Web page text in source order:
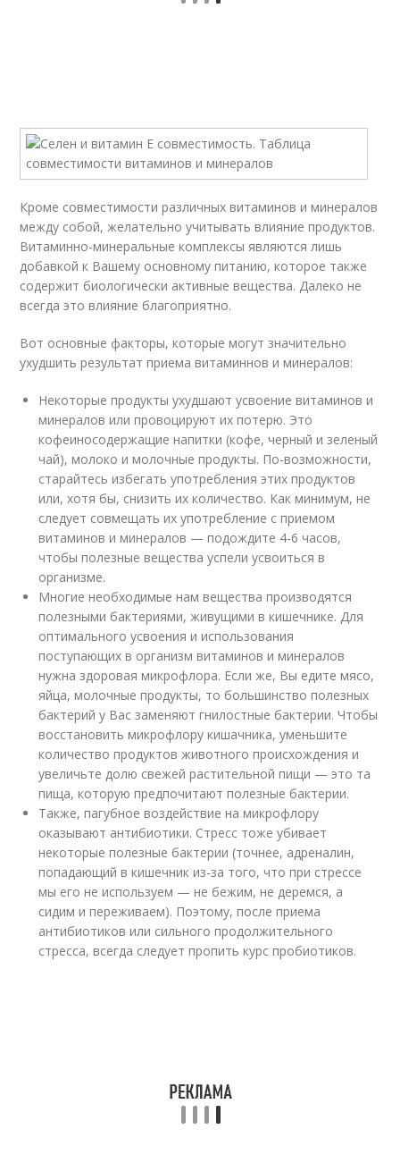
Кроме совместимости различных витаминов и минералов
между собой, желательно учитывать влияние продуктов.
Витаминно-минеральные комплексы являются лишь
добавкой к Вашему основному питанию, которое также
содержит биологически активные вещества. Далеко не
всегда это влияние благоприятно.
Вот основные факторы, которые могут значительно
ухудшить результат приема витаминнов и минералов:
Некоторые продукты ухудшают усвоение витаминов и
минералов или провоцируют их потерю. Это
кофеиносодержащие напитки (кофе, черный и зеленый
чай), молоко и молочные продукты. По-возможности,
старайтесь избегать употребления этих продуктов
или, хотя бы, снизить их количество. Как минимум, не
следует совмещать их употребление с приемом
витаминов и минералов — подождите 4-6 часов,
чтобы полезные вещества успели усвоиться в
организме.
Многие необходимые нам вещества производятся
полезными бактериями, живущими в кишечнике. Для
оптимального усвоения и использования
поступающих в организм витаминов и минералов
нужна здоровая микрофлора. Если же, Вы едите мясо,
яйца, молочные продукты, то большинство полезных
бактерий у Вас заменяют гнилостные бактерии. Чтобы
восстановить микрофлору кишачника, уменьшите
количество продуктов животного происхождения и
увеличьте долю свежей растительной пищи — это та
пища, которую предпочитают полезные бактерии.
Также, пагубное воздействие на микрофлору
оказывают антибиотики. Стресс тоже убивает
некоторые полезные бактерии (точнее, адреналин,
попадающий в кишечник из-за того, что при стрессе
мы его не используем — не бежим, не деремся, а
сидим и переживаем). Поэтому, после приема
антибиотиков или сильного продолжительного
стресса, всегда следует пропить курс пробиотиков.